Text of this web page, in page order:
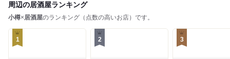
周辺の居酒屋ランキング
小樽×居酒屋のランキング（点数の高いお店）です。
1 2 3